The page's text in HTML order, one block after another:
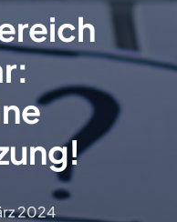
2024